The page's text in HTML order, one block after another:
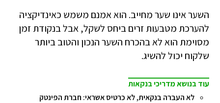
השער אינו שער מחייב. הוא אמנם משמש כאינדיקציה
להערכת מטבעות זרים ביחס לשקל, אבל בנקודת זמן
מסוימת הוא לא בהכרח השער הנכון והטוב ביותר
שלקוח יכול להשיג.
עוד בנושא מדריכי בנקאות
לא העברה בנקאית, לא כרטיס אשראי: חברת הפינטק